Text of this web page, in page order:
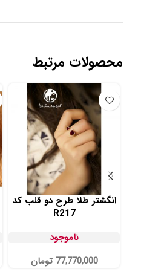
محصولات مرتبط
انگشتر طلا طرح دو قلب کد
R217
ناموجود
77,770,000 تومان